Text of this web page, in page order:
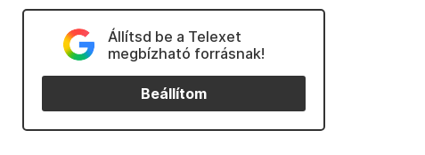
Állítsd be a Telexet
megbízható forrásnak!
Beállítom